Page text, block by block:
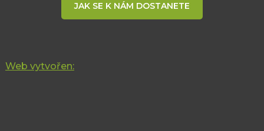
JAK SE K NÁM DOSTANETE
Web vytvořen: